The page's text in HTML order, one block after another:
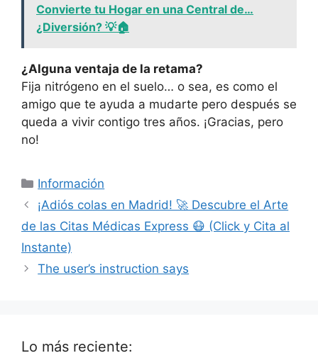
Convierte tu Hogar en una Central de…
¿Diversión? 💡🏠
¿Alguna ventaja de la retama?
Fija nitrógeno en el suelo… o sea, es como el
amigo que te ayuda a mudarte pero después se
queda a vivir contigo tres años. ¡Gracias, pero
no!
Categorías
Información
¡Adiós colas en Madrid! 🚀 Descubre el Arte
de las Citas Médicas Express 😷 (Click y Cita al
Instante)
The user’s instruction says
Lo más reciente: